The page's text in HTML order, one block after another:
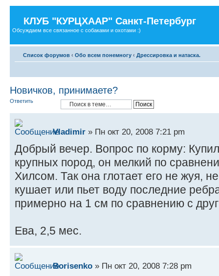
КЛУБ "КУРЦХААР" Санкт-Петербург
Обсуждаем все связанное с собаками и охотами :)
Список форумов ‹ Обо всем понемногу ‹ Дрессировка и натаска.
Новичков, принимаете?
Ответить
Vladimir » Пн окт 20, 2008 7:21 pm
Добрый вечер. Вопрос по корму:
крупных пород, он мелкий по
Хилсом. Так она глотает его не жуя,
кушает или пьет воду последние
примерно на 1 см по сравнению с
Ева, 2,5 мес.
Borisenko » Пн окт 20, 2008 7:28 pm